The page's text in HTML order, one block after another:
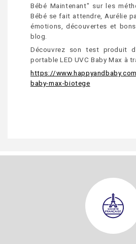
Bébé Maintenant" sur les
Bébé se fait attendre, Aurélie
émotions, découvertes et
blog.
Découvrez son test produit
portable LED UVC Baby Max à
https://
baby-max-biotege